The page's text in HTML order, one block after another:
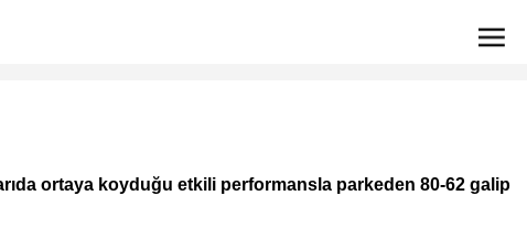
ortaya koyduğu etkili performansla parkeden 80-62 galip